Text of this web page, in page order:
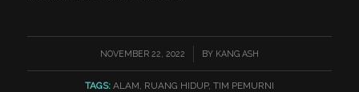
NOVEMBER 22, 2022
/ BY KANG ASH
TAGS: ALAM RUANG HIDUP, TIM PEMURNI